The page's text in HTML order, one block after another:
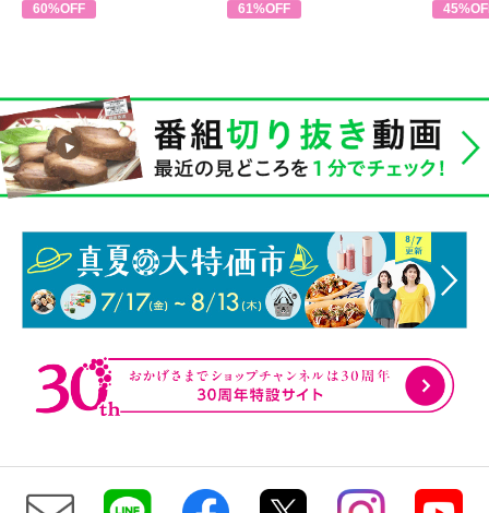
60%OFF 61%OFF